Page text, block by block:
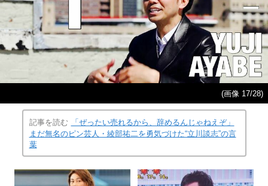
(画像 17/28)
記事を読む
「ぜったい売れるから、辞めるんじゃねえぞ」
まだ無名のピン芸人・綾部祐二を勇気づけた“立川談志”の言
葉